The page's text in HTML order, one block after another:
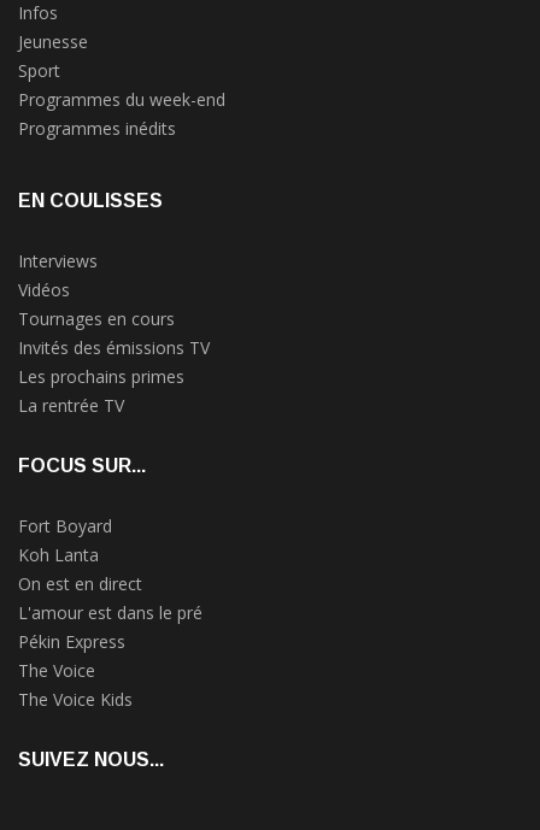
Infos
Jeunesse
Sport
Programmes du week-end
Programmes inédits
EN COULISSES
Interviews
Vidéos
Tournages en cours
Invités des émissions TV
Les prochains primes
La rentrée TV
FOCUS SUR...
Fort Boyard
Koh Lanta
On est en direct
L'amour est dans le pré
Pékin Express
The Voice
The Voice Kids
SUIVEZ NOUS...